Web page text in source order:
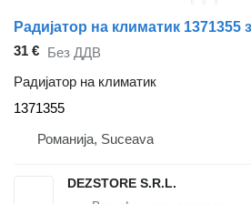
31 € Без ДДВ
Радијатор на климатик
1371355
Романија, Suceava
DEZSTORE S.R.L.